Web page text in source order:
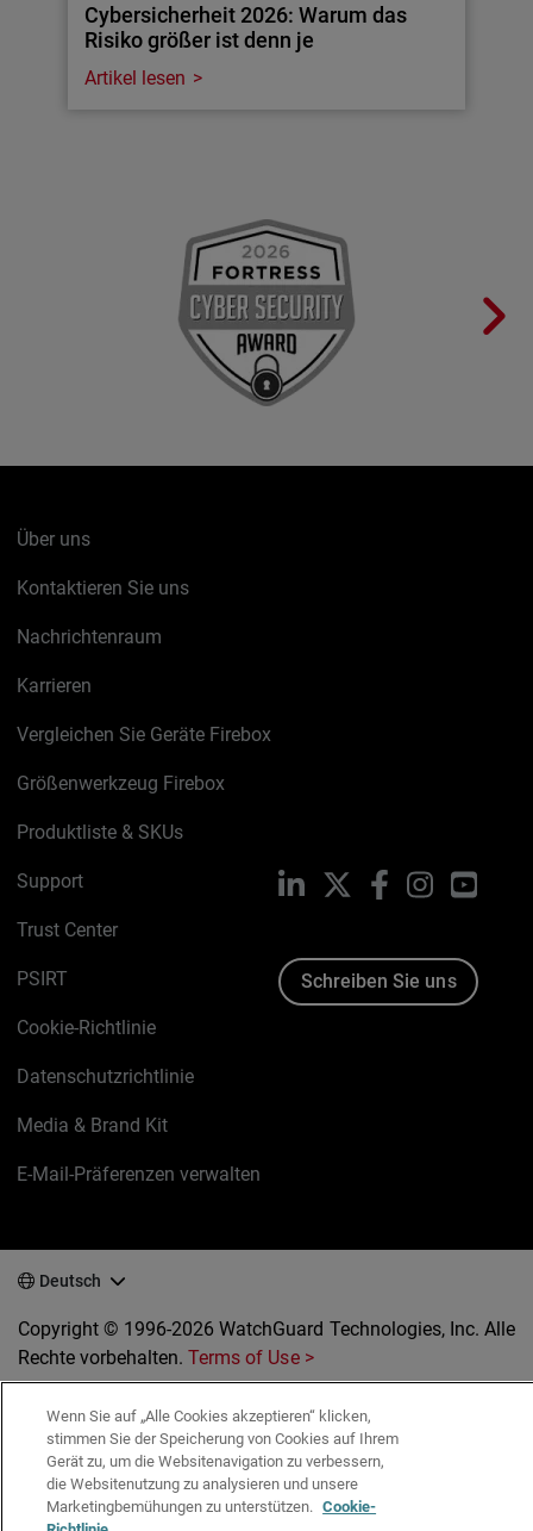
Cybersicherheit 2026: Warum das
Risiko größer ist denn je
Artikel lesen
Über uns
Kontaktieren Sie uns
Nachrichtenraum
Karrieren
Vergleichen Sie Geräte Firebox
Größenwerkzeug Firebox
Produktliste & SKUs
Support
Trust Center
PSIRT
Cookie-Richtlinie
Datenschutzrichtlinie
Media & Brand Kit
E-Mail-Präferenzen verwalten
LinkedIn FacebookInstagram
Schreiben Sie uns
Deutsch
Copyright © 1996-2026 WatchGuard Technologies, Inc. Alle
Rechte vorbehalten.Terms of Use >
Wenn Sie auf „Alle Cookies akzeptieren“ klicken,
stimmen Sie der Speicherung von Cookies auf Ihrem
Gerät zu, um die Websitenavigation zu verbessern,
die Websitenutzung zu analysieren und unsere
Marketingbemühungen zu unterstützen. Cookie-